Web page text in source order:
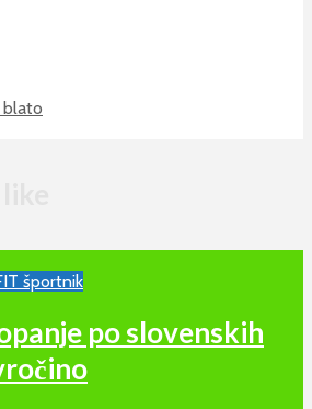
blato
športnik
po slovenskih